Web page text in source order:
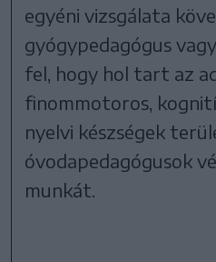
egyéni vizsgálata
gyógypedagógus
fel, hogy hol tart az
finommotoros,
nyelvi készségek
óvodapedagógusok
munkát.